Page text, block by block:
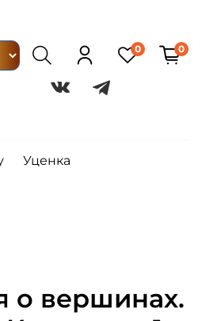
0 0
Уценка
о вершинах.